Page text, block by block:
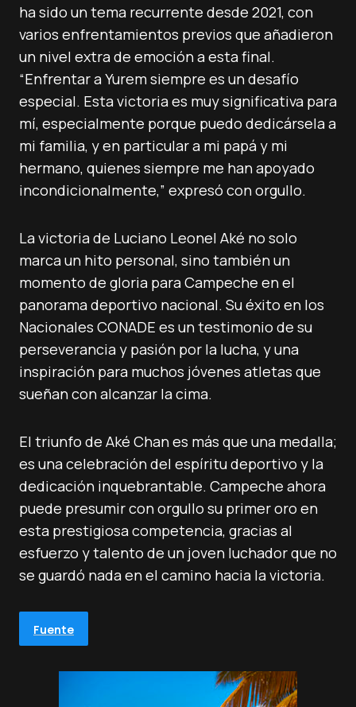
ha sido un tema recurrente desde 2021, con
varios enfrentamientos previos que añadieron
un nivel extra de emoción a esta final.
“Enfrentar a Yurem siempre es un desafío
especial. Esta victoria es muy significativa para
mí, especialmente porque puedo dedicársela a
mi familia, y en particular a mi papá y mi
hermano, quienes siempre me han apoyado
incondicionalmente,” expresó con orgullo.
La victoria de Luciano Leonel Aké no solo
marca un hito personal, sino también un
momento de gloria para Campeche en el
panorama deportivo nacional. Su éxito en los
Nacionales CONADE es un testimonio de su
perseverancia y pasión por la lucha, y una
inspiración para muchos jóvenes atletas que
sueñan con alcanzar la cima.
El triunfo de Aké Chan es más que una medalla;
es una celebración del espíritu deportivo y la
dedicación inquebrantable. Campeche ahora
puede presumir con orgullo su primer oro en
esta prestigiosa competencia, gracias al
esfuerzo y talento de un joven luchador que no
se guardó nada en el camino hacia la victoria.
Fuente